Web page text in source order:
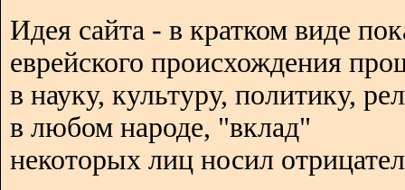
Идея сайта - в кратком виде
еврейского происхождения
в науку, культуру, политику,
в любом народе, "вклад"
некоторых лиц носил